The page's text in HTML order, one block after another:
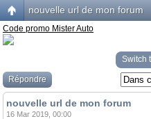
nouvelle url de mon forum
Code promo Mister Auto
Switch
Répondre
nouvelle url de mon forum
16 Mar 2019, 00:00